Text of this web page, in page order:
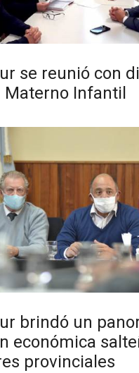
se reunió con
Materno Infantil
brindó un
económica
provinciales